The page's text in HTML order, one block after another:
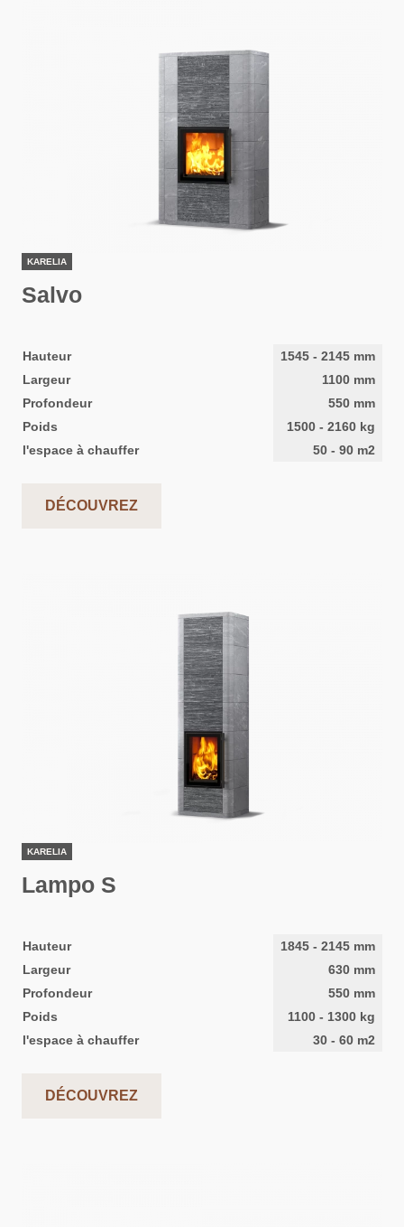
KARELIA
Salvo
Hauteur 1545 - 2145 mm
Largeur
1100 mm
Profondeur
550 mm
Poids
1500 - 2160 kg
l'espace à chauffer
50 - 90 m2
DÉCOUVREZ
KARELIA
Lampo S
Hauteur 1845 - 2145 mm
Largeur
630 mm
Profondeur
550 mm
Poids
1100 - 1300 kg
l'espace à chauffer
30 - 60 m2
DÉCOUVREZ